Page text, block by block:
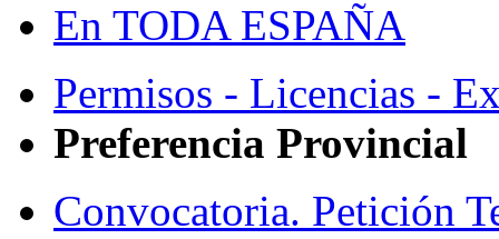
En TODA ESPAÑA
Permisos - Licencias -
Preferencia Provincial
Convocatoria. Petición